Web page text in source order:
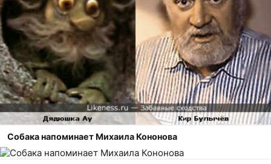
Собака напоминает Михаила Кононова